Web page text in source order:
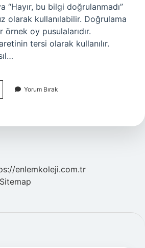
“Hayır, bu bilgi doğrulanmadı”
olarak kullanılabilir. Doğrulama
örnek oy pusulalarıdır.
tersi olarak kullanılır.
Yorum Bırak
enlemkoleji.com.tr
Sitemap